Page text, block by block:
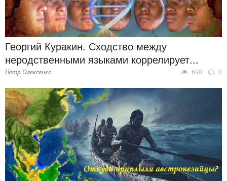
Георгий Куракин. Сходство между
неродственными языками коррелирует...
Петр Олексенко 690 0